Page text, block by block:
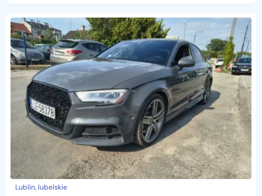
Lublin, lubelskie